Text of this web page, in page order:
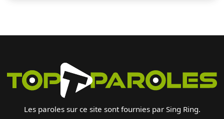
Les paroles sur ce site sont fournies par Sing Ring.